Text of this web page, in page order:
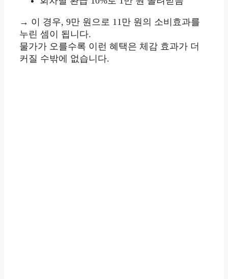
→ 이 경우, 9만 원으로 11만 원의 소비효과를
누린 셈이 됩니다.
물가가 오를수록 이런 혜택은 체감 효과가 더
커질 수밖에 없습니다.